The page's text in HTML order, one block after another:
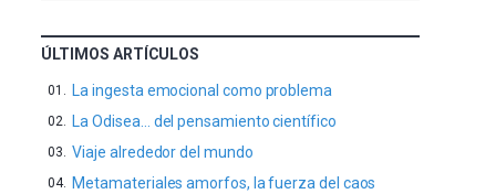
ÚLTIMOS ARTÍCULOS
La ingesta emocional como problema
La Odisea… del pensamiento científico
Viaje alrededor del mundo
Metamateriales amorfos, la fuerza del caos